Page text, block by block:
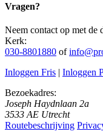
Vragen?
Neem contact op met de
Kerk:
030-8801880 of
Inloggen Fris | Inloggen
Bezoekadres:
Joseph Haydnlaan 2a
3533 AE Utrecht
Routebeschrijving